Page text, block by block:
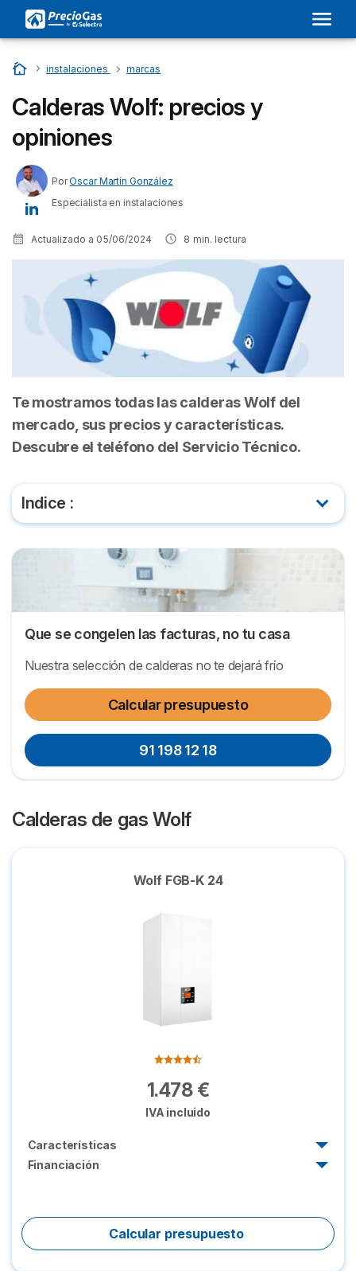
Inicio
…
instalaciones …
marcas
Calderas Wolf: precios y
opiniones
PorOscar Martín González
Especialista en instalaciones
Actualizado a 05/06/2024 8 min. lectura
Te mostramos todas las calderas Wolf del
mercado, sus precios y características.
Descubre el teléfono del Servicio Técnico.
Indice :
Calderas de gasoil Wolf
Calderas Wolf: servicio técnico
Calderas Wolf: problemas comunes
Que se congelen las facturas, no tu casa
Nuestra selección de calderas no te dejará frío
Calcular presupuesto
91 198 12 18
Calderas de gas Wolf
Wolf FGB-K 24
1.478 €
IVA incluido
Características
Modulación:1:6
Financiación
Comienza a pagar el 3º mes
Calcular presupuesto